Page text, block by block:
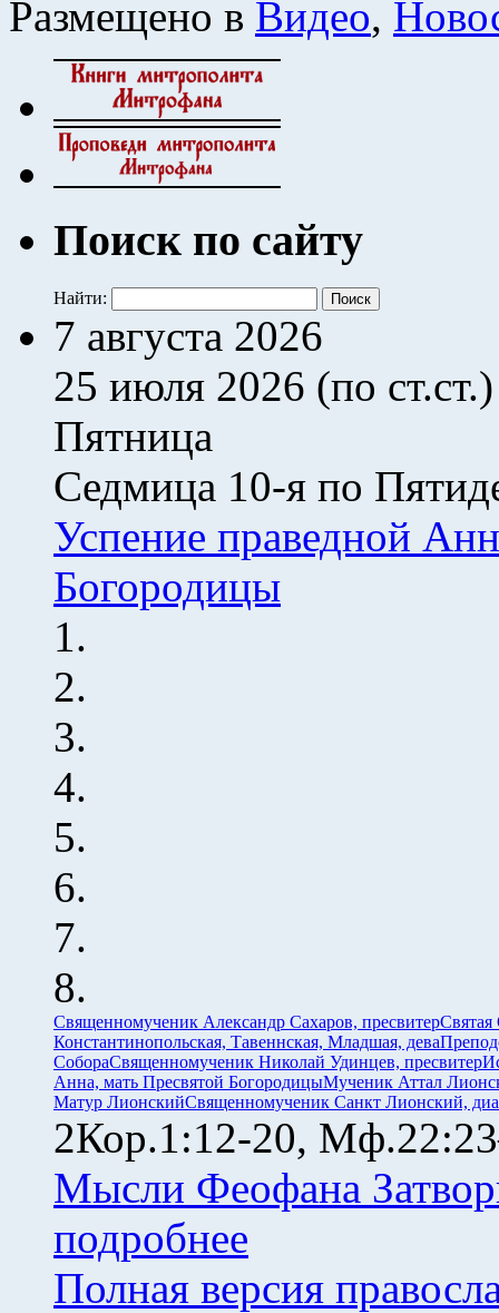
Размещено в Видео,
Поиск по сайту
Найти:
7 августа 2026
25 июля 2026 (по ст.ст.)
Пятница
Седмица 10-я по
Успение праведной
Богородицы
Священномученик Александр Сахаров, пресвитерСвятая
Константинопольская, Тавеннская, Младшая, дева
СобораСвященномученик Николай Удинцев, пресвитер
Анна, мать Пресвятой БогородицыМученик Аттал
Матур ЛионскийСвященномученик Санкт Лионский,
2Кор.1:12-20,
Мысли Феофана
подробнее
Полная версия